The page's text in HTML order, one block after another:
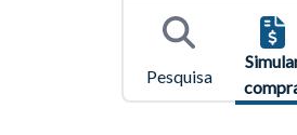
nosso site, utilize os atalhos Ctrl+
Pesquisa